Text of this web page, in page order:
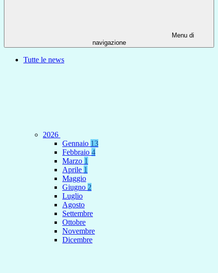
Menu di
navigazione
Tutte le news
2026
Gennaio 13
Febbraio 4
Marzo 1
Aprile 1
Maggio
Giugno 2
Luglio
Agosto
Settembre
Ottobre
Novembre
Dicembre